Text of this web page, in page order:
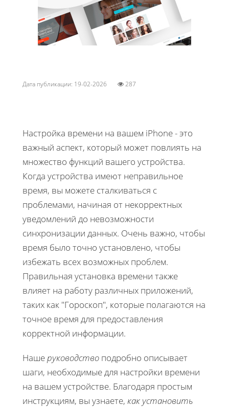
Дата публикации: 19-02-2026 287
Настройка времени на вашем iPhone - это
важный аспект, который может повлиять на
множество функций вашего устройства.
Когда устройства имеют неправильное
время, вы можете сталкиваться с
проблемами, начиная от некорректных
уведомлений до невозможности
синхронизации данных. Очень важно, чтобы
время было точно установлено, чтобы
избежать всех возможных проблем.
Правильная установка времени также
влияет на работу различных приложений,
таких как "Гороскоп", которые полагаются на
точное время для предоставления
корректной информации.
Нашеруководство подробно описывает
шаги, необходимые для настройки времени
на вашем устройстве. Благодаря простым
инструкциям, вы узнаете, как установить